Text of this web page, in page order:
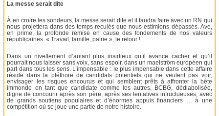
La messe serait dite
À en croire les sondeurs, la messe serait dite et il faudra faire avec un RN qui
nous projettera dans des temps reculés que nous estimions dépassés. Ave,
en prime, la profonde remise en cause des fondements de nos valeurs
républicaines. « Travail, famille, patrie », le retour !
Dans un nivellement d’autant plus insidieux qu’il avance cacher et qu’il
pourrait nous laisser sans voix, sans espoir, dans un maelström européen qui
part dans tous les sens. L’impensable : le plus impensable dans cette affaire
réside dans la pléthore de candidats potentiels qui ne veulent pas voir,
envisager les risques encourus et qui semblent prêts à affronter la bête
immonde en tant que candidate comme les autres, BCBG, dédiabolisée,
digne de concourir après son père, après ses tentatives infructueuses, avec
de grands soutiens populaires et d’énormes appuis financiers … à une
compétition où se joue une partie de notre histoire.